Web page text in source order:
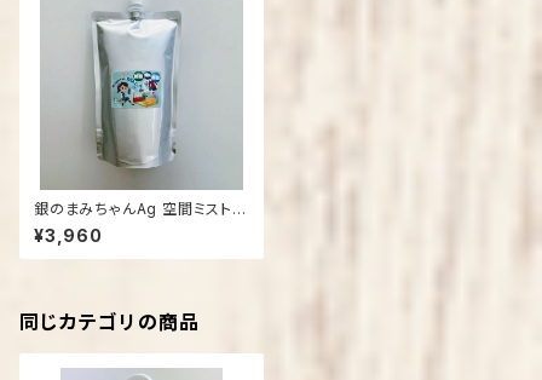
銀のまみちゃんAg 空間ミスト
(詰め替え用）５００㎖
¥3,960
同じカテゴリの商品